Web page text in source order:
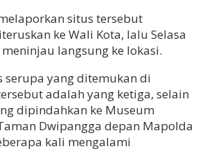
situs tersebut
ke Wali Kota, lalu Selasa
langsung ke lokasi.
serupa yang ditemukan di
adalah yang ketiga, selain
dipindahkan ke Museum
Dwipangga depan Mapolda
kali mengalami